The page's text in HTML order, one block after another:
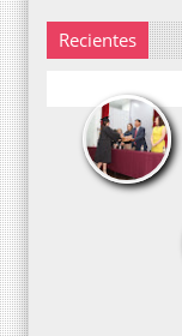
Recientes